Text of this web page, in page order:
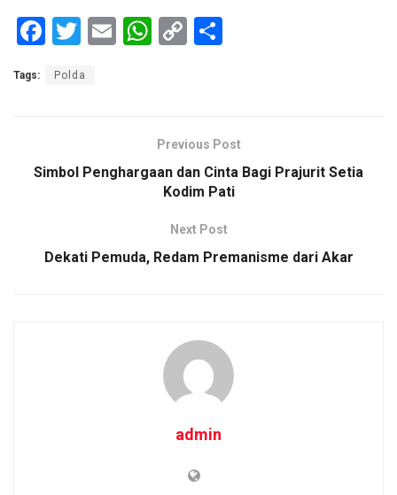
F
ce
o
T
tt
E
W
A
p
p
C
n
k
Tags: Polda
Previous Post
Simbol Penghargaan dan Cinta Bagi Prajurit Setia
Kodim Pati
Next Post
Dekati Pemuda, Redam Premanisme dari Akar
admin